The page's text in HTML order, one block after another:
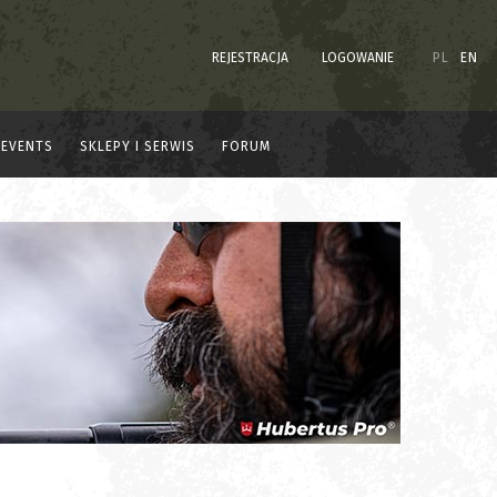
REJESTRACJA LOGOWANIE PL EN
EVENTS SKLEPY I SERWIS FORUM